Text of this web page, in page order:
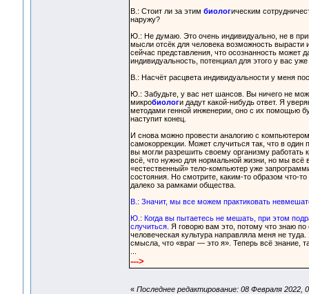
В.: Стоит ли за этим биологическим
наружу?
Ю.: Не думаю. Это очень индивидуально, не в
мысли отсёк для человека возможность вырасти
сейчас представления, что осознанность может
индивидуальность, потенциал для этого у вас
В.: Насчёт расцвета индивидуальности у меня
Ю.: Забудьте, у вас нет шансов. Вы ничего не
микробиологи дадут какой-нибудь ответ. Я
методами генной инженерии, оно с их помощью
наступит конец.
И снова можно провести аналогию с
самокоррекции. Может случиться так, что в
вы могли разрешить своему организму
всё, что нужно для нормальной жизни, но мы
«естественный» тело-компьютер уже
состояния. Но смотрите, каким-то образом что-
далеко за рамками общества.
В.: Значит, мы все можем практиковать
Ю.: Когда вы пытаетесь не мешать, при этом
случиться. Я говорю вам это, потому что знаю
человеческая культура направляла меня не
смысла, что «враг — это я». Теперь всё знание,
--->
« Последнее редактирование: 08 Февраля 2022,